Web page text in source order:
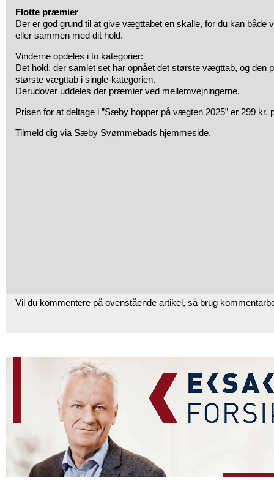
Flotte præmier
Der er god grund til at give vægttabet en skalle, for du kan både
eller sammen med dit hold.
Vinderne opdeles i to kategorier:
Det hold, der samlet set har opnået det største vægttab, og den
største vægttab i single-kategorien.
Derudover uddeles der præmier ved mellemvejningerne.
Prisen for at deltage i ”Sæby hopper på vægten 2025” er 299 kr.
Tilmeld dig via Sæby Svømmebads hjemmeside.
Vil du kommentere på ovenstående artikel, så brug